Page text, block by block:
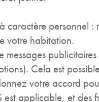
caractère personnel
votre habitation.
Cela est
votre accord
applicable, et des